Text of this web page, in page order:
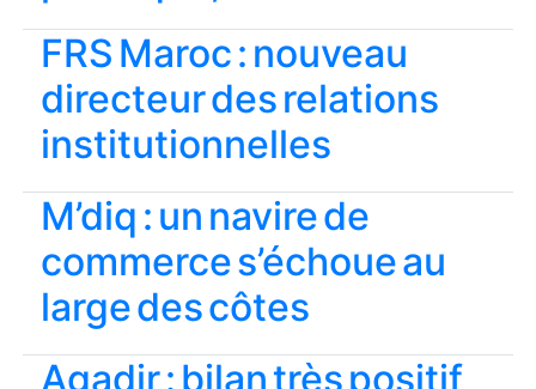
FRS Maroc : nouveau
directeur des relations
institutionnelles
M’diq : un navire de
commerce s’échoue au
large des côtes
Agadir : bilan très positif